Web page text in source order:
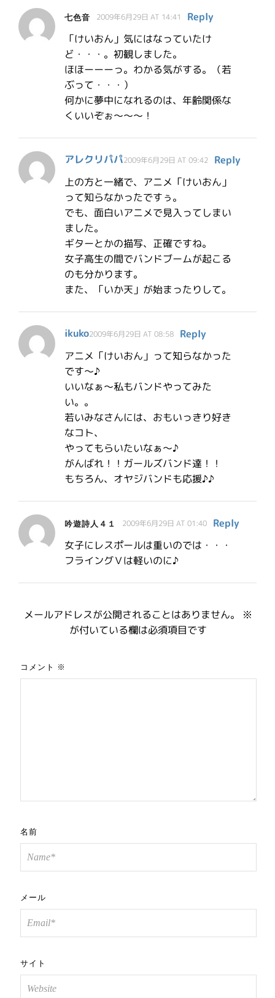
七色音 2009年6月29日 AT 14:41
Reply
「けいおん」気にはなっていたけ
ど・・・。初観しました。
ほほーーーっ。わかる気がする。（若
ぶって・・・）
何かに夢中になれるのは、年齢関係な
くいいぞぉ～～～！
アレクリパパ2009年6月29日 AT 09:42
Reply
上の方と一緒で、アニメ「けいおん」
って知らなかったですぅ。
でも、面白いアニメで見入ってしまい
ました。
ギターとかの描写、正確ですね。
女子高生の間でバンドブームが起こる
のも分かります。
また、「いか天」が始まったりして。
ikuko2009年6月29日 AT 08:58
Reply
アニメ「けいおん」って知らなかった
です〜♪
いいなぁ〜私もバンドやってみた
い。。
若いみなさんには、おもいっきり好き
なコト、
やってもらいたいなぁ〜♪
がんばれ！！ガールズバンド達！！
もちろん、オヤジバンドも応援♪♪
吟遊詩人４１ 2009年6月29日 AT 01:40
Reply
女子にレスポールは重いのでは・・・
フライングＶは軽いのに♪
メールアドレスが公開されることはありません。
※
が付いている欄は必須項目です
コメント ※
名前
メール
サイト